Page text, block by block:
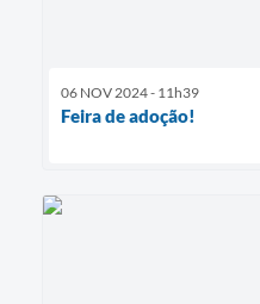
06 NOV 2024 - 11h39
Feira de adoção!